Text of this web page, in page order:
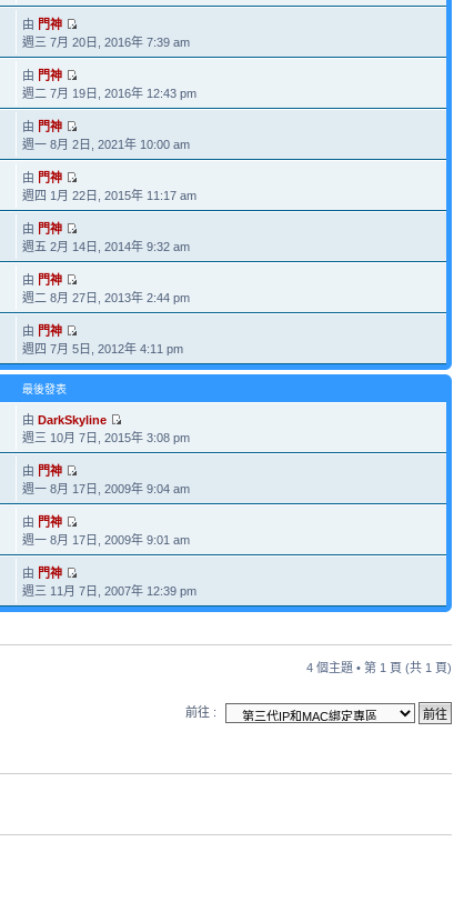
由 門神
週三 7月 20日, 2016年 7:39 am
由 門神
週二 7月 19日, 2016年 12:43 pm
由 門神
週一 8月 2日, 2021年 10:00 am
由 門神
週四 1月 22日, 2015年 11:17 am
由 門神
週五 2月 14日, 2014年 9:32 am
由 門神
週二 8月 27日, 2013年 2:44 pm
由 門神
週四 7月 5日, 2012年 4:11 pm
最後發表
由DarkSkyline
週三 10月 7日, 2015年 3:08 pm
由 門神
週一 8月 17日, 2009年 9:04 am
由 門神
週一 8月 17日, 2009年 9:01 am
由 門神
週三 11月 7日, 2007年 12:39 pm
4 個主題 • 第 1 頁 (共 1 頁)
前往 :